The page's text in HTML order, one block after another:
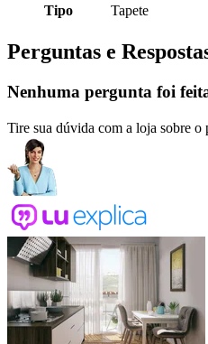
Tipo
Tapete
Perguntas e
Nenhuma pergunta foi
Tire sua dúvida com a loja sobre o